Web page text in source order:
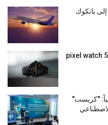
بانكوك
"غوغل" تفصح عن أحدث ساعاتها الذكية pixel watch 5
"كريست"